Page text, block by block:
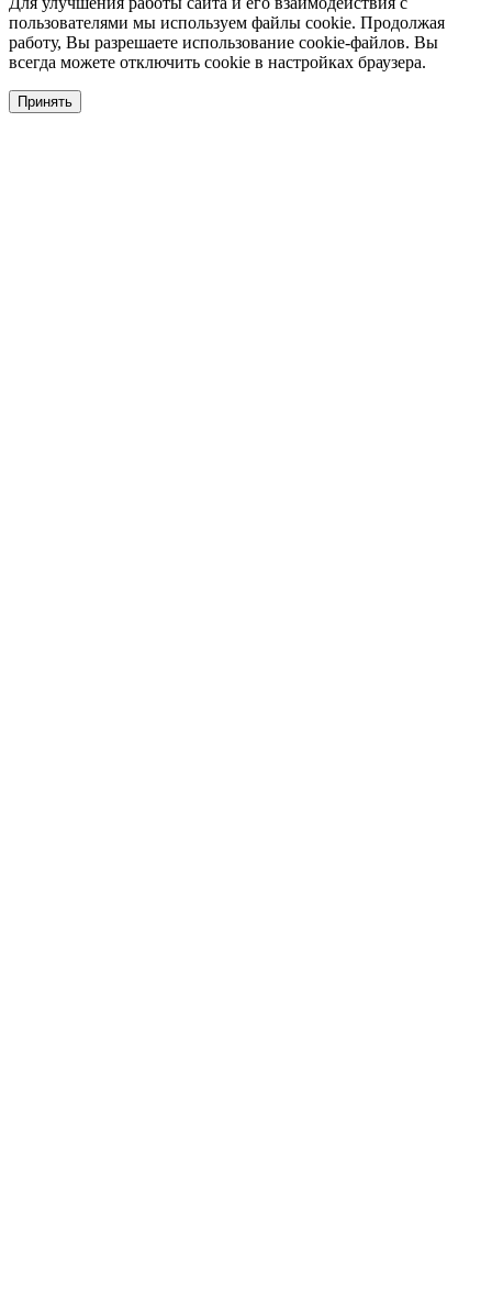
пользователями мы используем файлы cookie. Продолжая
работу, Вы разрешаете использование cookie-файлов. Вы
всегда можете отключить cookie в настройках браузера.
Принять